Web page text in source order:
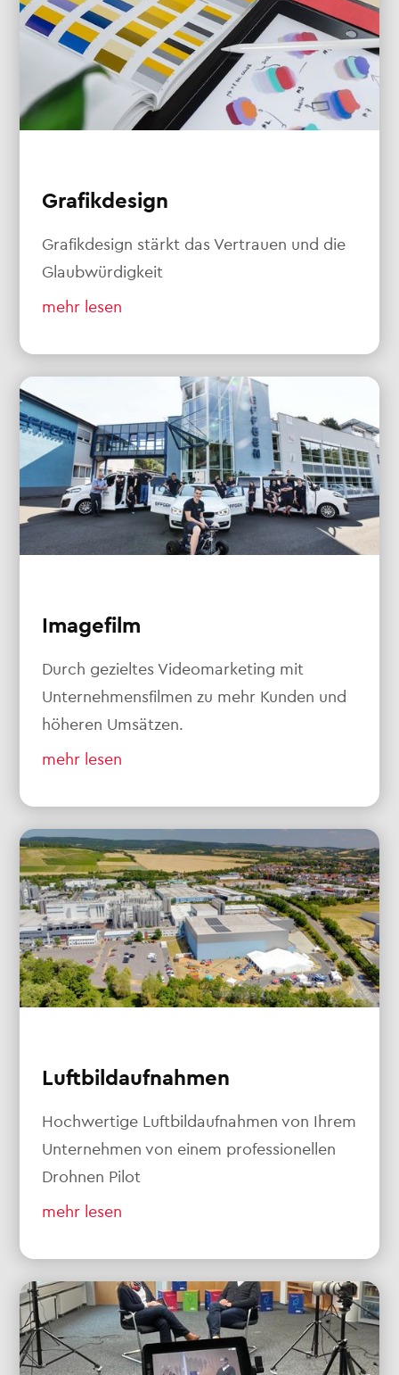
Grafikdesign
Grafikdesign stärkt das Vertrauen und die
Glaubwürdigkeit
mehr lesen
Imagefilm
Durch gezieltes Videomarketing mit
Unternehmensfilmen zu mehr Kunden und
höheren Umsätzen.
mehr lesen
Luftbildaufnahmen
Hochwertige Luftbildaufnahmen von Ihrem
Unternehmen von einem professionellen
Drohnen Pilot
mehr lesen